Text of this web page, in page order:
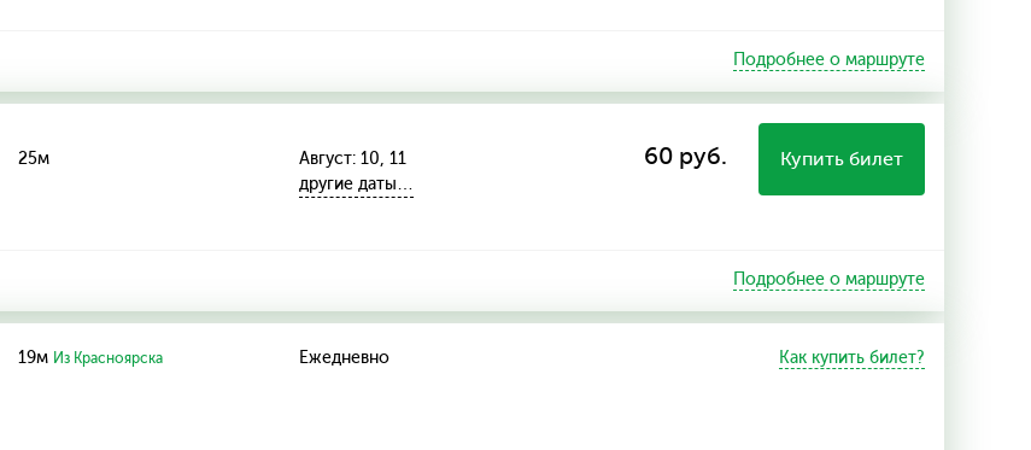
Подробнее о маршруте
25м
Август: 10, 11
другие даты…
60 руб. Купить билет
Подробнее о маршруте
19м Из Красноярска Ежедневно Как купить билет?